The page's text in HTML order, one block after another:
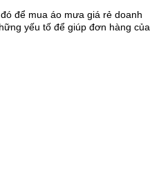
để mua áo mưa giá rẻ doanh
yếu tố để giúp đơn hàng của